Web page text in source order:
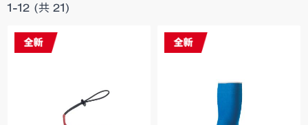
1-12 (共 21)